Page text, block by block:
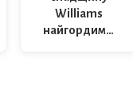
Williams
найгордим…